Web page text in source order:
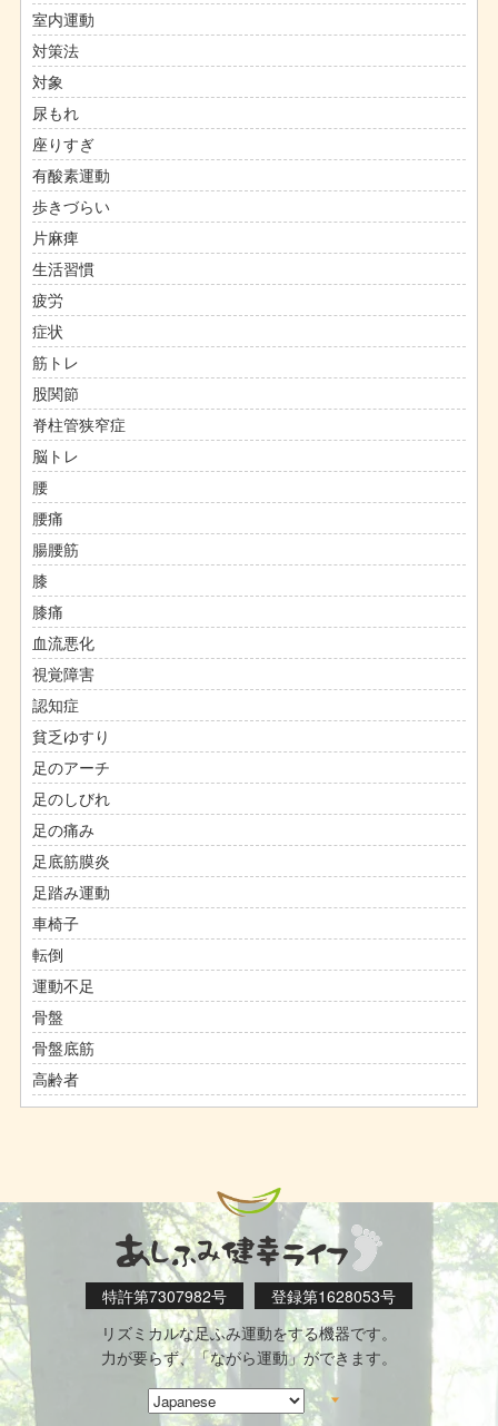
室内運動
対策法
対象
尿もれ
座りすぎ
有酸素運動
歩きづらい
片麻痺
生活習慣
疲労
症状
筋トレ
股関節
脊柱管狭窄症
脳トレ
腰
腰痛
腸腰筋
膝
膝痛
血流悪化
視覚障害
認知症
貧乏ゆすり
足のアーチ
足のしびれ
足の痛み
足底筋膜炎
足踏み運動
車椅子
転倒
運動不足
骨盤
骨盤底筋
高齢者
特許第7307982号
登録第1628053号
リズミカルな足ふみ運動をする機器です。
力が要らず、「ながら運動」ができます。